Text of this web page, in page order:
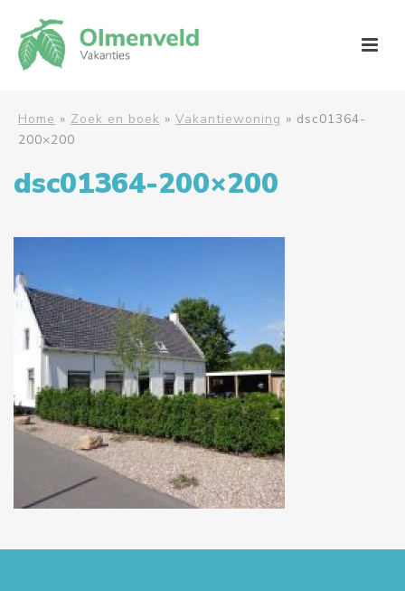
Home » Zoek en boek » Vakantiewoning » dsc01364-
200×200
dsc01364-200×200